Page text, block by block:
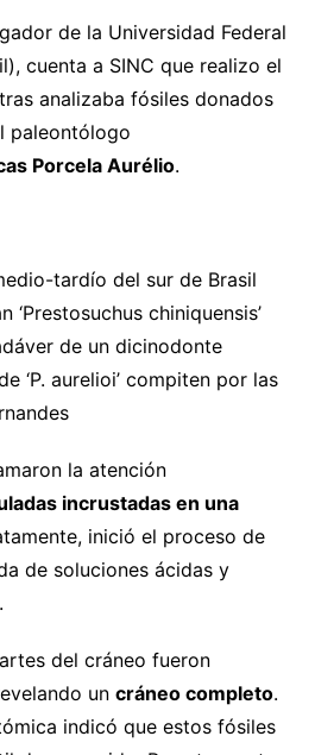
de la Universidad Federal
cuenta a SINC que realizo el
analizaba fósiles donados
paleontólogo
Porcela Aurélio.
tardío del sur de Brasil
‘Prestosuchus chiniquensis’
de un dicinodonte
‘P. aurelioi’ compiten por las
la atención
incrustadas en una
inició el proceso de
de soluciones ácidas y
del cráneo fueron
un cráneo completo.
indicó que estos fósiles